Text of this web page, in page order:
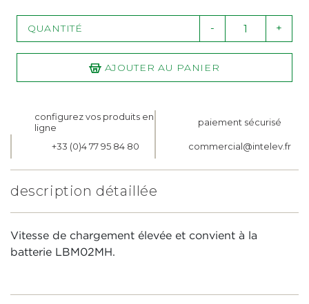
QUANTITÉ - +
AJOUTER AU PANIER
configurez vos produits en
ligne
paiement sécurisé
+33 (0)4 77 95 84 80 commercial@intelev.fr
description détaillée
Vitesse de chargement élevée et convient à la
batterie LBM02MH.